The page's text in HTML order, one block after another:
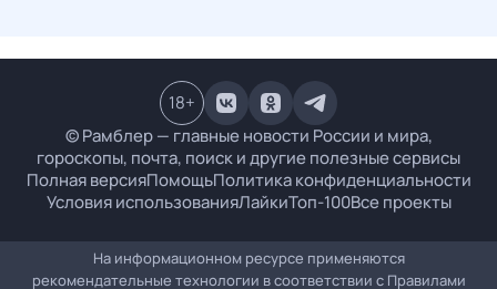
© Рамблер — главные новости России и мира,
гороскопы, почта, поиск и другие полезные сервисы
Полная версияПомощьПолитика конфиденциальности
Условия использованияЛайкиТоп-100Все проекты
18+
На информационном ресурсе применяются
рекомендательные технологии в соответствии с Правилами